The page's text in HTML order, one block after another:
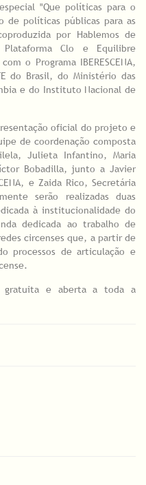
"Que políticas para o
de políticas públicas para as
por Hablemos de
Clo e Equilibre
o Programa IBERESCENA,
do Brasil, do Ministério das
e do Instituto Nacional de
oficial do projeto e
de coordenação composta
Julieta Infantino, Maria
Bobadilla, junto a Javier
e Zaida Rico, Secretária
serão realizadas duas
à institucionalidade do
dedicada ao trabalho de
circenses que, a partir de
processos de articulação e
gratuita e aberta a toda a